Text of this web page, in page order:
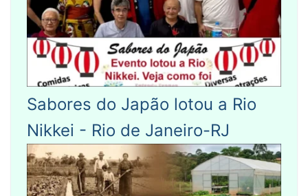
Sabores do Japão lotou a Rio
Nikkei - Rio de Janeiro-RJ